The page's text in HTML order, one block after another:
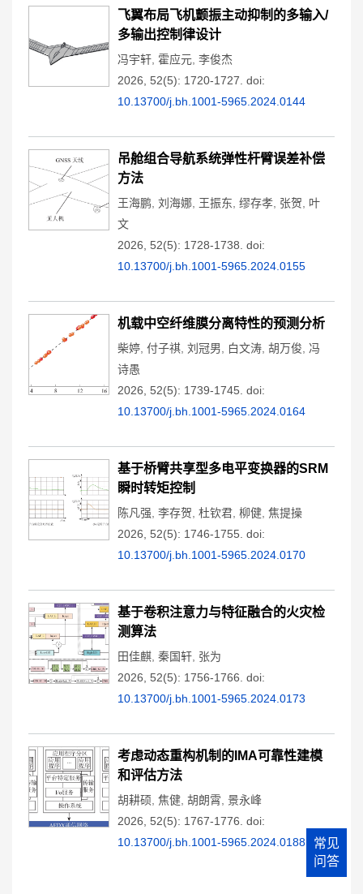
飞翼布局飞机颤振主动抑制的多输入/
多输出控制律设计
冯宇轩 霍应元 李俊杰
2026, 52(5): 1720-1727. doi:
10.13700/j.bh.1001-5965.2024.0144
吊舱组合导航系统弹性杆臂误差补偿
方法
王海鹏 刘海娜 王振东 缪存孝 张贺
叶
文
2026, 52(5): 1728-1738. doi:
10.13700/j.bh.1001-5965.2024.0155
机载中空纤维膜分离特性的预测分析
柴婷 付子祺 刘冠男 白文涛 胡万俊
冯
诗愚
2026, 52(5): 1739-1745. doi:
10.13700/j.bh.1001-5965.2024.0164
基于桥臂共享型多电平变换器的SRM
瞬时转矩控制
陈凡强 李存贺 杜钦君 柳健 焦提操
2026, 52(5): 1746-1755. doi:
10.13700/j.bh.1001-5965.2024.0170
基于卷积注意力与特征融合的火灾检
测算法
田佳麒 秦国轩 张为
2026, 52(5): 1756-1766. doi:
10.13700/j.bh.1001-5965.2024.0173
考虑动态重构机制的IMA可靠性建模
和评估方法
胡耕硕 焦健 胡朗霄 景永峰
2026, 52(5): 1767-1776. doi:
10.13700/j.bh.1001-5965.2024.0188
常见
问答